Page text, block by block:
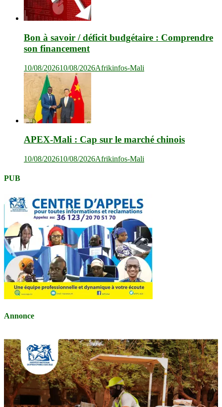
Bon à savoir / déficit budgétaire : Comprendre
son financement
10/08/202610/08/2026Afrikinfos-Mali
APEX-Mali : Cap sur le marché chinois
10/08/202610/08/2026Afrikinfos-Mali
PUB
Annonce